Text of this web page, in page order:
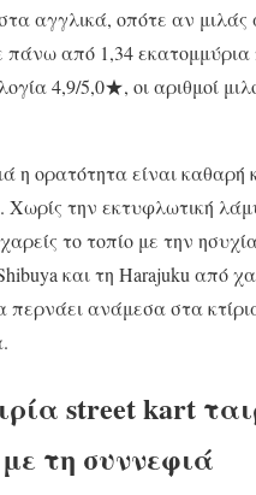
αγγλικά, οπότε αν μιλάς
πάνω από 1,34 εκατομμύρια
4,9/5,0★, οι αριθμοί
η ορατότητα είναι καθαρή
Χωρίς την εκτυφλωτική
το τοπίο με την
και τη Harajuku από
περνάει ανάμεσα στα
street kart
τη συννεφιά